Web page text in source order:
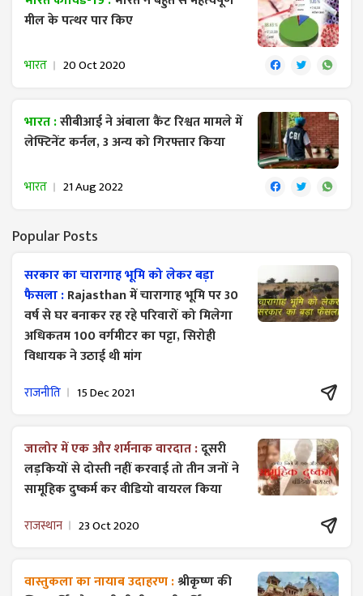
मील के पत्‍थर पार किए
भारत 20 Oct 2020
भारत :सीबीआई ने अंबाला कैंट रिश्वत मामले में
लेफ्टिनेंट कर्नल, 3 अन्य को गिरफ्तार किया
भारत 21 Aug 2022
Popular Posts
सरकार का चारागाह भूमि को लेकर बड़ा
फैसला :Rajasthan में चारागाह भूमि पर 30
वर्ष से घर बनाकर रह रहे परिवारों को मिलेगा
अधिकतम 100 वर्गमीटर का पट्टा, सिरोही
विधायक ने उठाई थी मांग
राजनीति 15 Dec 2021
जालोर में एक और शर्मनाक वारदात :दूसरी
लड़कियों से दोस्ती नहीं करवाई तो तीन जनों ने
सामूहिक दुष्कर्म कर वीडियो वायरल किया
राजस्थान 23 Oct 2020
वास्तुकला का नायाब उदाहरण :श्रीकृष्ण की